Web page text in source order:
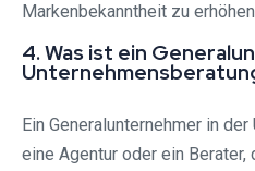
Markenbekanntheit zu
4. Was ist ein
Ein Generalunternehmer in
eine Agentur oder ein